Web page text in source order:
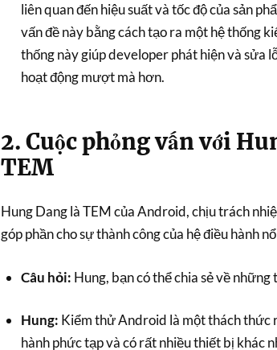
liên quan đến hiệu suất và tốc độ của sản
vấn đề này bằng cách tạo ra một hệ thống
thống này giúp developer phát hiện và sửa
hoạt động mượt mà hơn.
2. Cuộc phỏng vấn với
TEM
Hung Dang là TEM của Android, chịu trách
góp phần cho sự thành công của hệ điều hành
Câu hỏi: Hung, bạn có thể chia sẻ về
Hung: Kiểm thử Android là một thách thức
hành phức tạp và có rất nhiều thiết bị khác